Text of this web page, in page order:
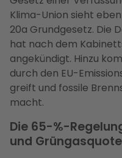
Klima-Union sieht
20a Grundgesetz. Die
hat nach dem
angekündigt. Hinzu
durch den EU-
greift und fossile
macht.
Die 65-%-
und